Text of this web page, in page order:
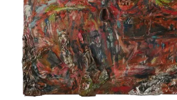
作品集
商店
關於阿棟